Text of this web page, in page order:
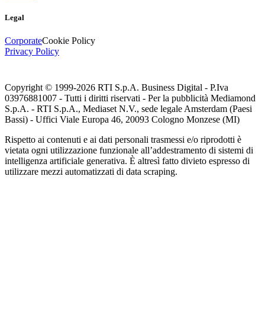
Legal
CorporateCookie Policy
Privacy Policy
Copyright © 1999-2026 RTI S.p.A. Business Digital - P.Iva
03976881007 - Tutti i diritti riservati - Per la pubblicità Mediamond
S.p.A. - RTI S.p.A., Mediaset N.V., sede legale Amsterdam (Paesi
Bassi) - Uffici Viale Europa 46, 20093 Cologno Monzese (MI)
Rispetto ai contenuti e ai dati personali trasmessi e/o riprodotti è
vietata ogni utilizzazione funzionale all’addestramento di sistemi di
intelligenza artificiale generativa. È altresì fatto divieto espresso di
utilizzare mezzi automatizzati di data scraping.